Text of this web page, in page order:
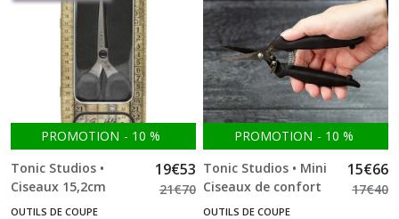
PROMOTION - 10 %
Tonic Studios •
Ciseaux 15,2cm
titanium Lame de 6
19€53
21€70
OUTILS DE COUPE
PROMOTION - 10 %
Tonic Studios • Mini
Ciseaux de confort
17cm titanium Lame
15€66
17€40
OUTILS DE COUPE